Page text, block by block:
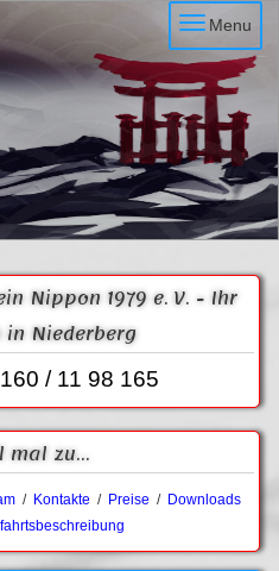
Menu
Nippon 1979 e. V. - Ihr
Niederberg
/ 11 98 165
mal zu...
/ Kontakte / Preise / Downloads